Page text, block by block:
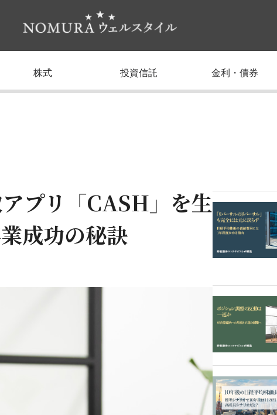
株式 投資信託 金利・債券
プリ「CASH」を生
成功の秘訣